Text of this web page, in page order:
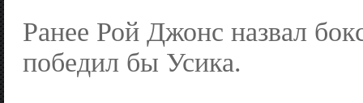
Ранее Рой Джонс назвал
победил бы Усика.